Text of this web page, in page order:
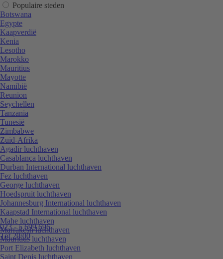
023 - 5 699 696
Tot 20:00
Populaire steden
Botswana
Egypte
Kaapverdië
Kenia
Lesotho
Marokko
Mauritius
Mayotte
Namibië
Reunion
Seychellen
Tanzania
Tunesië
Zimbabwe
Zuid-Afrika
Agadir luchthaven
Casablanca luchthaven
Durban International luchthaven
Fez luchthaven
George luchthaven
Hoedspruit luchthaven
Johannesburg International luchthaven
Kaapstad International luchthaven
Mahe luchthaven
Marrakesh luchthaven
Mauritius luchthaven
Port Elizabeth luchthaven
Saint Denis luchthaven